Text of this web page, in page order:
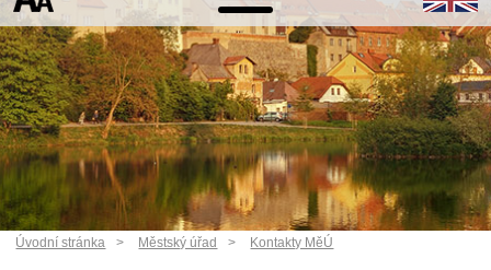
Úvodní stránka Městský úřad Kontakty MěÚ